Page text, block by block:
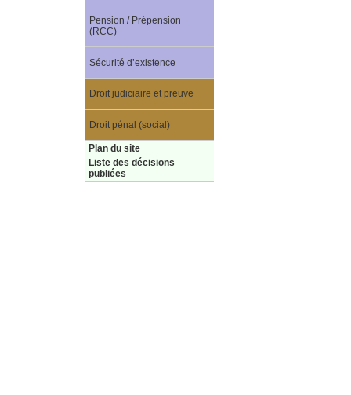
Pension / Prépension
(RCC)
Sécurité d’existence
Droit judiciaire et preuve
Droit pénal (social)
Plan du site
Liste des décisions
publiées